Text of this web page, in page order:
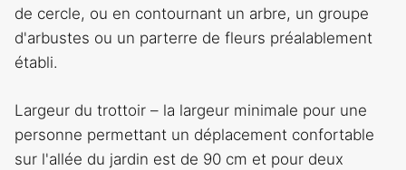
de cercle, ou en contournant un arbre, un groupe
d'arbustes ou un parterre de fleurs préalablement
établi.
Largeur du trottoir – la largeur minimale pour une
personne permettant un déplacement confortable
sur l'allée du jardin est de 90 cm et pour deux